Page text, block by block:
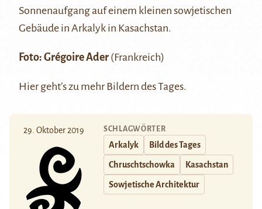
Sonnenaufgang auf einem kleinen sowjetischen
Gebäude in Arkalyk in Kasachstan.
Foto: Grégoire Ader (Frankreich)
Hiergeht’s zu mehr Bildern des Tages.
29. Oktober 2019 SCHLAGWÖRTER
Arkalyk Bild des Tages
Chruschtschowka Kasachstan
Sowjetische Architektur